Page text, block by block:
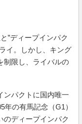
”ディープインパク
イ。しかし、キング
制限し、ライバルの
パクトに国内唯一
の有馬記念（G1）
のディープインパク